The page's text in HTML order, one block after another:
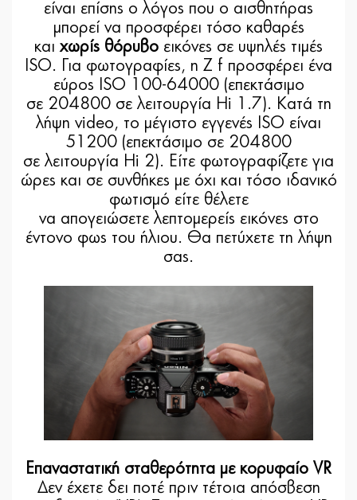
είναι επίσης ο λόγος που ο αισθητήρας
μπορεί να προσφέρει τόσο καθαρές
καιχωρίς θόρυβο εικόνες σε υψηλές τιμές
ISO. Για φωτογραφίες, η Z f προσφέρει ένα
εύρος ISO 100-64000 (επεκτάσιμο
σε 204800 σε λειτουργία Hi 1.7). Κατά τη
λήψη video, το μέγιστο εγγενές ISO είναι
51200 (επεκτάσιμο σε 204800
σε λειτουργία Hi 2). Είτε φωτογραφίζετε για
ώρες και σε συνθήκες με όχι και τόσο ιδανικό
φωτισμό είτε θέλετε
να απογειώσετε λεπτομερείς εικόνες στο
έντονο φως του ήλιου. Θα πετύχετε τη λήψη
σας.
Επαναστατική σταθερότητα με κορυφαίο VR
Δεν έχετε δει ποτέ πριν τέτοια απόσβεση